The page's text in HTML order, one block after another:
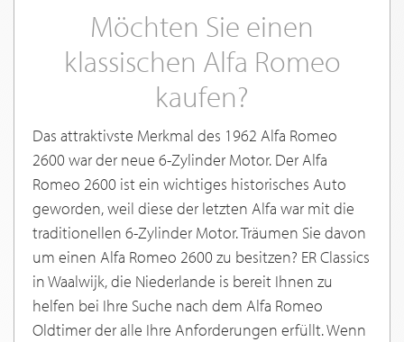
Möchten Sie einen
klassischen Alfa Romeo
kaufen?
Das attraktivste Merkmal des 1962 Alfa Romeo
2600 war der neue 6-Zylinder Motor. Der Alfa
Romeo 2600 ist ein wichtiges historisches Auto
geworden, weil diese der letzten Alfa war mit die
traditionellen 6-Zylinder Motor. Träumen Sie davon
um einen Alfa Romeo 2600 zu besitzen? ER Classics
in Waalwijk, die Niederlande is bereit Ihnen zu
helfen bei Ihre Suche nach dem Alfa Romeo
Oldtimer der alle Ihre Anforderungen erfüllt. Wenn